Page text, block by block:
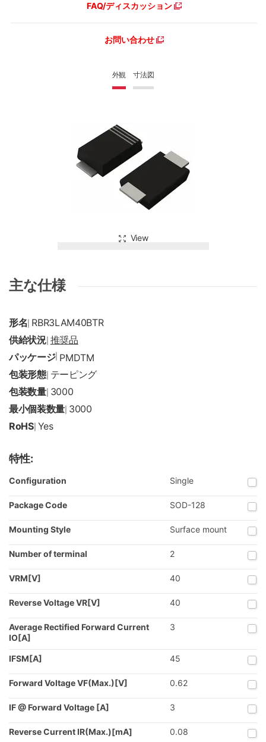
外観 寸法図
View
FAQ/ディスカッション
お問い合わせ
主な仕様
形名 RBR3LAM40BTR
供給状況| 推奨品
パッケージ| PMDTM
包装形態| テーピング
包装数量| 3000
最小個装数量 3000
RoHS| Yes
特性:
Configuration Single
Package Code SOD-128
Mounting Style Surface mount
Number of terminal 2
VRM[V] 40
Reverse Voltage VR[V] 40
Average Rectified Forward Current
IO[A]
3
IFSM[A] 45
Forward Voltage VF(Max.)[V] 0.62
IF @ Forward Voltage [A] 3
Reverse Current IR(Max.)[mA] 0.08